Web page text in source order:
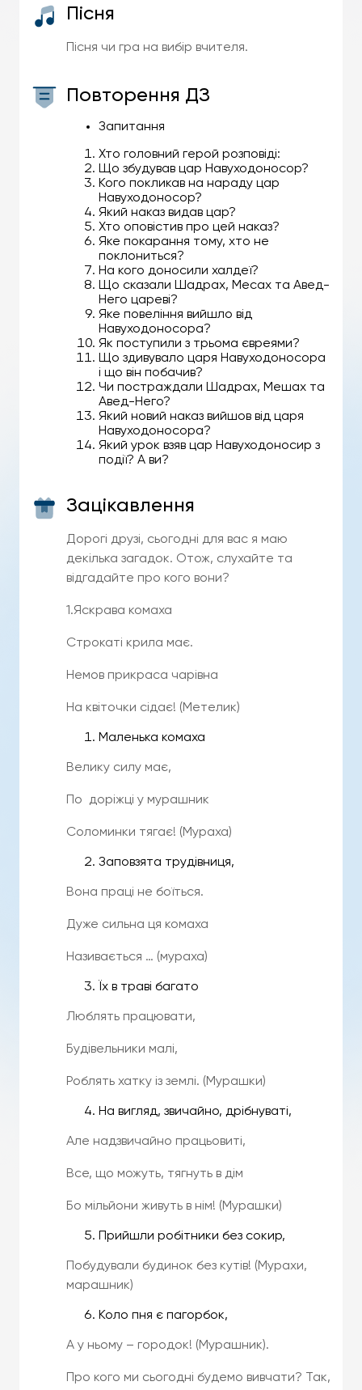
Пісня
Пісня чи гра на вибір вчителя.
Повторення ДЗ
Запитання
Хто головний герой розповіді:
Що збудував цар Навуходоносор?
Кого покликав на нараду цар
Навуходоносор?
Який наказ видав цар?
Хто оповістив про цей наказ?
Яке покарання тому, хто не
поклониться?
На кого доносили халдеї?
Що сказали Шадрах, Месах та Авед-
Него цареві?
Яке повеління вийшло від
Навуходоносора?
Як поступили з трьома євреями?
Що здивувало царя Навуходоносора
і що він побачив?
Чи постраждали Шадрах, Мешах та
Авед-Него?
Який новий наказ вийшов від царя
Навуходоносора?
Який урок взяв цар Навуходоносир з
події? А ви?
Зацікавлення
Дорогі друзі, сьогодні для вас я маю
декілька загадок. Отож, слухайте та
відгадайте про кого вони?
1.Яскрава комаха
Строкаті крила має.
Немов прикраса чарівна
На квіточки сідає! (Метелик)
Маленька комаха
Велику силу має,
По доріжці у мурашник
Соломинки тягає! (Мураха)
Заповзята трудівниця,
Вона праці не боїться.
Дуже сильна ця комаха
Називається … (мураха)
Їх в траві багато
Люблять працювати,
Будівельники малі,
Роблять хатку із землі. (Мурашки)
На вигляд, звичайно, дрібнуваті,
Але надзвичайно працьовиті,
Все, що можуть, тягнуть в дім
Бо мільйони живуть в нім! (Мурашки)
Прийшли робітники без сокир,
Побудували будинок без кутів! (Мурахи,
марашник)
Коло пня є пагорбок,
А у ньому – городок! (Мурашник).
Про кого ми сьогодні будемо вивчати? Так,